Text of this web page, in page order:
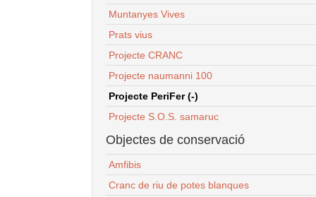
Muntanyes Vives
Prats vius
Projecte CRANC
Projecte naumanni 100
Projecte PeriFer (-)
Projecte S.O.S. samaruc
Objectes de conservació
Amfibis
Cranc de riu de potes blanques